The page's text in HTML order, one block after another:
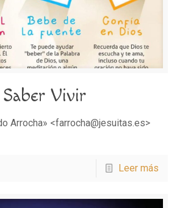
Vivir
Arrocha» <farrocha@jesuitas.es>
Leer más